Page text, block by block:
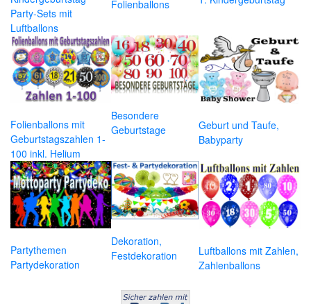
Party-Sets mit
Luftballons
Folienballons
Folienballons mit
Geburtstagszahlen 1-
100 inkl. Helium
Besondere
Geburtstage
Geburt und Taufe,
Babyparty
Partythemen
Partydekoration
Dekoration,
Festdekoration
Luftballons mit Zahlen,
Zahlenballons